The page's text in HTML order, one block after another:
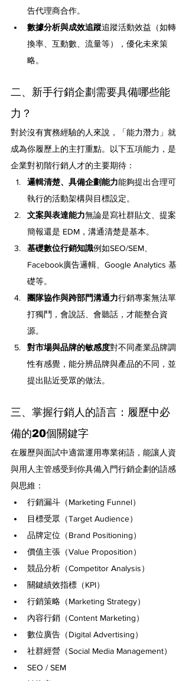
告代理商合作。
數據分析與成效追蹤追蹤活動效益（如轉
換率、互動數、流量等），優化未來策
略。
二、新手行銷企劃需要具備哪些能
力？
對於沒有實務經驗的人來說，「能力潛力」就
成為你履歷上的主打重點。以下五項能力，是
企業對初階行銷人才的主要期待：
邏輯清楚、具備企劃能力能夠提出合理可
執行的活動架構與目標設定。
文案與表達能力無論是寫社群貼文、提案
簡報還是 EDM，溝通清楚是基本。
基礎數位行銷知識例如SEO/SEM、
Facebook廣告邏輯、Google Analytics 基
礎等。
團隊協作與跨部門溝通力行銷專案無法單
打獨鬥，會說話、會聽話，才能整合資
源。
對市場與品牌的敏感度對不同產業品牌調
性有感覺，能分辨品牌與產品的不同，並
提出貼近受眾的做法。
三、掌握行銷人的語言：履歷中必
備的20個關鍵字
在履歷與面試中適當運用專業術語，能讓人資
與用人主管感受到你具備入門行銷企劃的語感
與思維：
行銷漏斗（Marketing Funnel）
目標受眾（Target Audience）
品牌定位（Brand Positioning）
價值主張（Value Proposition）
競品分析（Competitor Analysis）
關鍵績效指標（KPI）
行銷策略（Marketing Strategy）
內容行銷（Content Marketing）
數位廣告（Digital Advertising）
社群經營（Social Media Management）
SEO / SEM